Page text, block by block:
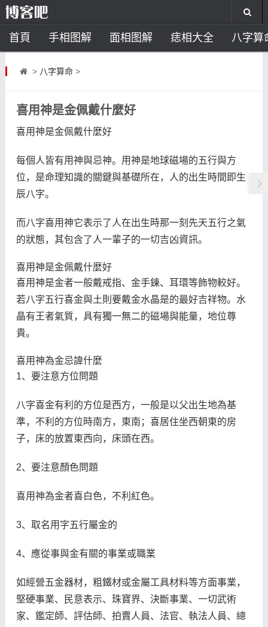
首頁 手相图解 面相图解 痣相大全 八字算
风水开运 助运饰品
> 八字算命>
喜用神是金佩戴什麼好
喜用神是金佩戴什麼好
每個人皆有用神與忌神。用神是地球磁場的五行與方
位，是命理知識的關鍵與基礎所在，人的出生時間即生
辰八字。
而八字喜用神它表示了人在出生時那一刻先天五行之氣
的狀態，其包含了人一輩子的一切吉凶資訊。
喜用神是金佩戴什麼好
喜用神是金者一般戴戒指、金手鍊、耳環等飾物較好。
若八字五行喜金與土則要戴金水晶是的最好吉祥物。水
晶有王者氣質，具有獨一無二的磁場與能量，地位尊
貴。
喜用神為金忌諱什麼
1、要注意方位問題
八字喜金有利的方位是西方，一般是以父出生地為基
準，不利的方位時南方，東南；喜居住坐西朝東的房
子，床的放置東西向，床頭在西。
2、要注意顏色問題
喜用神為金者喜白色，不利紅色。
3、取名用字五行屬金的
4、應從事與金有關的事業或職業
如經營五金器材，粗鐵材或金屬工具材料等方面事業，
堅硬事業、民意表示、珠寶界、決斷事業、一切武術
家、鑑定師、評估師、拍賣人員、法官、執法人員、總